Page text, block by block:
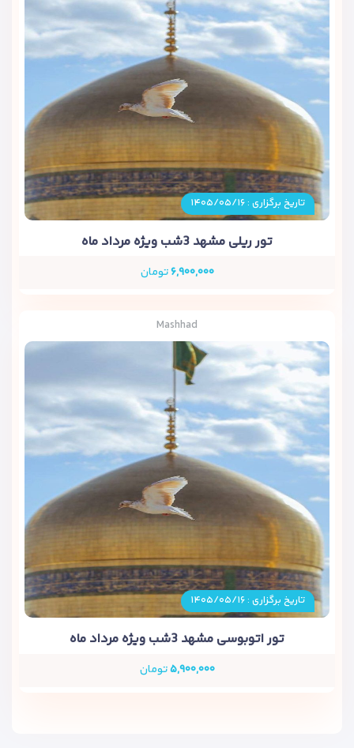
تاریخ برگزاری : ۱۴۰۵/۰۵/۱۶
تور ریلی مشهد 3شب ویژه مرداد ماه
۶,۹۰۰,۰۰۰تومان
Mashhad
تاریخ برگزاری : ۱۴۰۵/۰۵/۱۶
تور اتوبوسی مشهد 3شب ویژه مرداد ماه
۵,۹۰۰,۰۰۰تومان